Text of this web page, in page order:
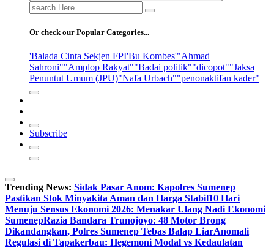
Search
for:
Or check our Popular Categories...
'Balada Cinta Sekjen FPI'Bu Kombes'"Ahmad
Sahroni""Amplop Rakyat""Badai politik""dicopot""Jaksa
Penuntut Umum (JPU)"Nafa Urbach""penonaktifan kader"
Subscribe
Trending News: Sidak Pasar Anom: Kapolres Sumenep
Pastikan Stok Minyakita Aman dan Harga Stabil10 Hari
Menuju Sensus Ekonomi 2026: Menakar Ulang Nadi Ekonomi
SumenepRazia Bandara Trunojoyo: 48 Motor Brong
Dikandangkan, Polres Sumenep Tebas Balap LiarAnomali
Regulasi di Tapakerbau: Hegemoni Modal vs Kedaulatan